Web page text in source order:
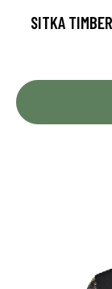
SITKA